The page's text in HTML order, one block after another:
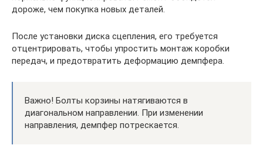
дороже, чем покупка новых деталей.
После установки диска сцепления, его требуется
отцентрировать, чтобы упростить монтаж коробки
передач, и предотвратить деформацию демпфера.
Важно! Болты корзины натягиваются в
диагональном направлении. При изменении
направления, демпфер потрескается.